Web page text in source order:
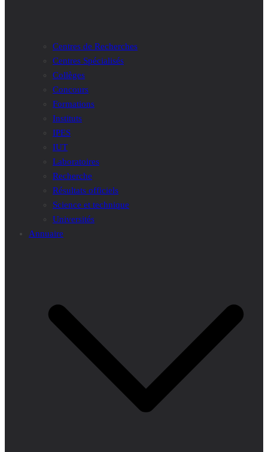
Centres de Recherches
Centres Spécialisés
Collèges
Concours
Formations
Instituts
IPES
IUT
Laboratoires
Recherche
Résultats officiels
Science et technique
Universités
Annuaire